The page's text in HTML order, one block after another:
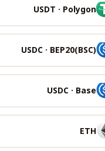
USDT · Polygon
USDC · BEP20(BSC)
USDC · Base
ETH